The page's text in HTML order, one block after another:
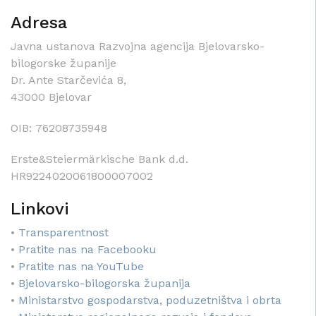
Adresa
Javna ustanova Razvojna agencija Bjelovarsko-
bilogorske županije
Dr. Ante Starčevića 8,
43000 Bjelovar
OIB: 76208735948
Erste&Steiermärkische Bank d.d.
HR9224020061800007002
Linkovi
• Transparentnost
• Pratite nas na Facebooku
• Pratite nas na YouTube
• Bjelovarsko-bilogorska županija
• Ministarstvo gospodarstva, poduzetništva i obrta